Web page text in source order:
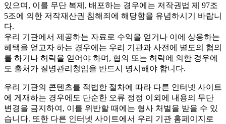
있으며, 이를 무단 복제, 배포하는 경우에는 저작권법 제 97조
5조에 의한 저작재산권 침해죄에 해당함을 유념하시기 바랍니
다.
우리 기관에서 제공하는 자료로 수익을 얻거나 이에 상응하는
혜택을 얻고자 하는 경우에는 우리 기관과 사전에 별도의 협의
를 하거나 허락을 얻어야 하며, 협의 또는 허락에 의한 경우에
도 출처가 질병관리청임을 반드시 명시해야 합니다.
우리 기관의 콘텐츠를 적법한 절차에 따라 다른 인터넷 사이트
에 게재하는 경우에도 단순한 오류 정정 이외에 내용의 무단
변경을 금지하여, 이를 위반할 때에는 형사 처벌을 받을 수 있
습니다. 또한 다른 인터넷 사이트에서 우리 기관 홈페이지로